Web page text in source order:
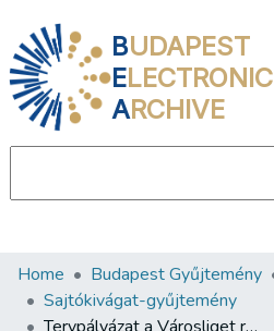
BUDAPEST
ELECTRONIC
ARCHIVE
Communities & Collections
All of DSpace
Home Budapest Gyűjtemény
Sajtókivágat-gyűjtemény